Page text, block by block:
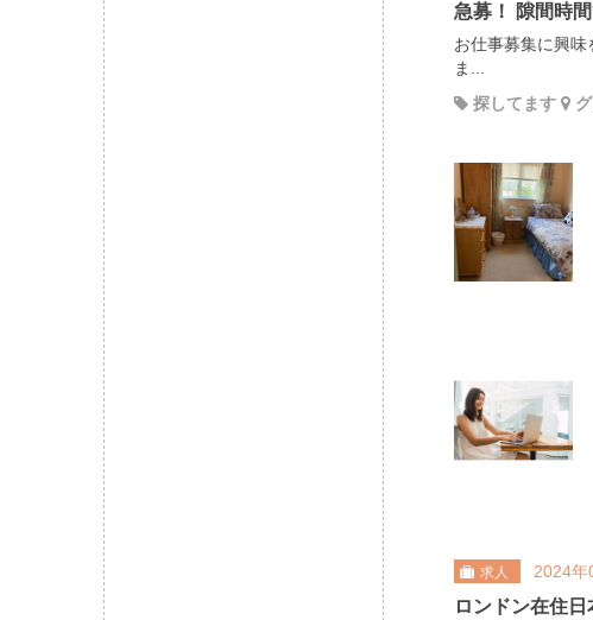
急募！ 隙間時
お仕事募集に興
ま...
探してます
グ
求人 2024年
ロンドン在住